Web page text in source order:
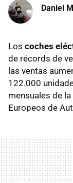
Daniel
Los coches
de récords de
las ventas
122.000
mensuales de
Europeos de